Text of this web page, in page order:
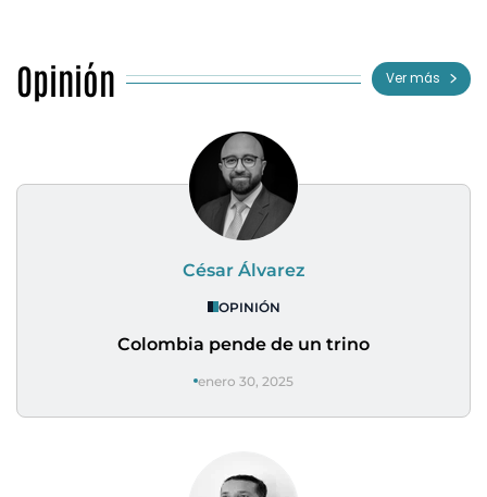
Opinión Ver más
César Álvarez
OPINIÓN
Colombia pende de un trino
enero 30, 2025